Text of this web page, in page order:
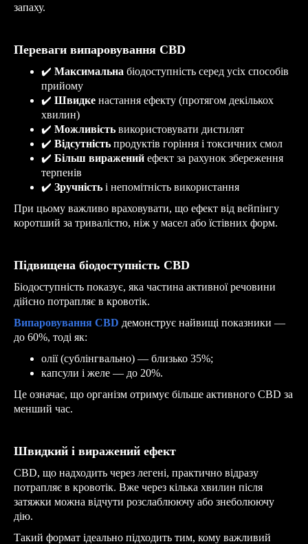
запаху.
Переваги випаровування CBD
✔ Максимальна біодоступність серед усіх способів
прийому
✔ Швидке настання ефекту (протягом декількох
хвилин)
✔ Можливість використовувати дистилят
✔ Відсутність продуктів горіння і токсичних смол
✔ Більш виражений ефект за рахунок збереження
терпенів
✔ Зручність і непомітність використання
При цьому важливо враховувати, що ефект від вейпінгу
коротший за тривалістю, ніж у масел або їстівних форм.
Підвищена біодоступність CBD
Біодоступність показує, яка частина активної речовини
дійсно потрапляє в кровотік.
Випаровування CBD демонструє найвищі показники —
до 60%, тоді як:
олії (сублінгвально) — близько 35%;
капсули і желе — до 20%.
Це означає, що організм отримує більше активного CBD за
менший час.
Швидкий і виражений ефект
CBD, що надходить через легені, практично відразу
потрапляє в кровотік. Вже через кілька хвилин після
затяжки можна відчути розслаблюючу або знеболюючу
дію.
Такий формат ідеально підходить тим, кому важливий